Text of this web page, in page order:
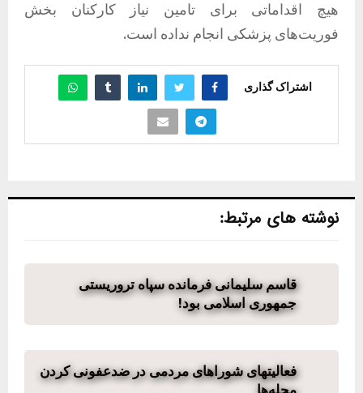
هیچ اقداماتی برای تامین نیاز کارکنان بخش
فوریت‌های پزشکی انجام نداده است.
اشتراک گذاری
نوشته های مرتبط:
قاسم سلیمانی فرمانده سپاه تروریستی
جمهوری اسلامی بود!
فعالیتهای شوراهای مردمی در ضدعفونی کردن
محله‌ها